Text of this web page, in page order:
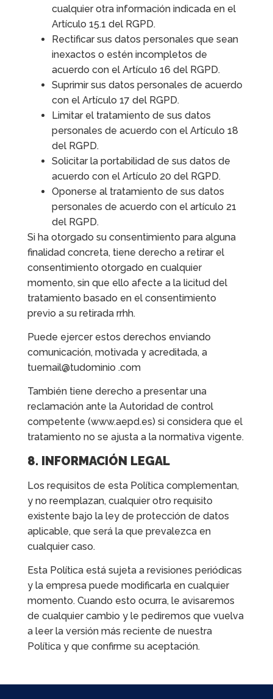
cualquier otra información indicada en el
Artículo 15.1 del RGPD.
Rectificar sus datos personales que sean
inexactos o estén incompletos de
acuerdo con el Artículo 16 del RGPD.
Suprimir sus datos personales de acuerdo
con el Artículo 17 del RGPD.
Limitar el tratamiento de sus datos
personales de acuerdo con el Artículo 18
del RGPD.
Solicitar la portabilidad de sus datos de
acuerdo con el Artículo 20 del RGPD.
Oponerse al tratamiento de sus datos
personales de acuerdo con el artículo 21
del RGPD.
Si ha otorgado su consentimiento para alguna
finalidad concreta, tiene derecho a retirar el
consentimiento otorgado en cualquier
momento, sin que ello afecte a la licitud del
tratamiento basado en el consentimiento
previo a su retirada rrhh.
Puede ejercer estos derechos enviando
comunicación, motivada y acreditada, a
tuemail@tudominio .com
También tiene derecho a presentar una
reclamación ante la Autoridad de control
competente (www.aepd.es) si considera que el
tratamiento no se ajusta a la normativa vigente.
8. INFORMACIÓN LEGAL
Los requisitos de esta Política complementan,
y no reemplazan, cualquier otro requisito
existente bajo la ley de protección de datos
aplicable, que será la que prevalezca en
cualquier caso.
Esta Política está sujeta a revisiones periódicas
y la empresa puede modificarla en cualquier
momento. Cuando esto ocurra, le avisaremos
de cualquier cambio y le pediremos que vuelva
a leer la versión más reciente de nuestra
Política y que confirme su aceptación.